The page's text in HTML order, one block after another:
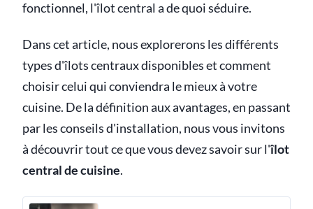
fonctionnel, l'îlot central a de quoi séduire.
Dans cet article, nous explorerons les différents
types d'îlots centraux disponibles et comment
choisir celui qui conviendra le mieux à votre
cuisine. De la définition aux avantages, en passant
par les conseils d'installation, nous vous invitons
à découvrir tout ce que vous devez savoir sur l'îlot
central de cuisine.